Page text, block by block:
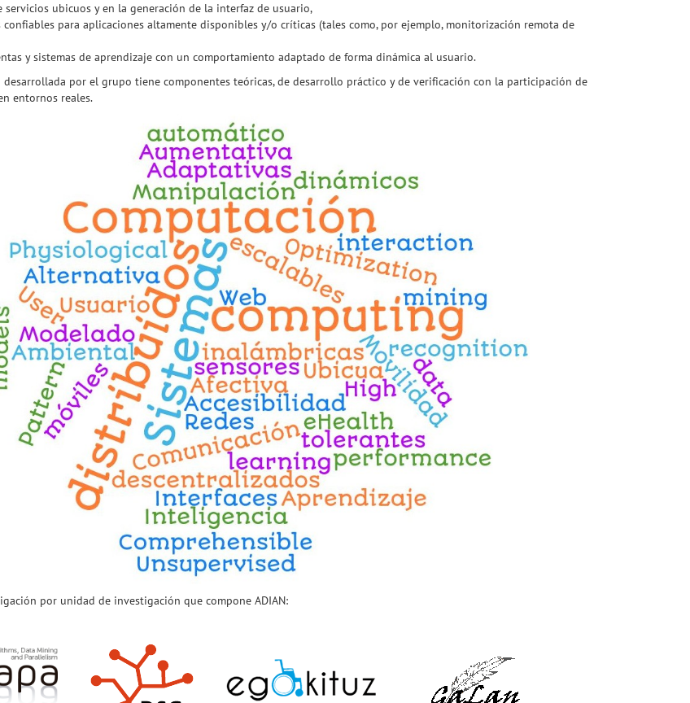
servicios ubicuos y en la generación de la interfaz de usuario,
confiables para aplicaciones altamente disponibles y/o críticas (tales como, por ejemplo, monitorización remota de
y sistemas de aprendizaje con un comportamiento adaptado de forma dinámica al usuario.
desarrollada por el grupo tiene componentes teóricas, de desarrollo práctico y de verificación con la participación de
entornos reales.
por unidad de investigación que compone ADIAN: